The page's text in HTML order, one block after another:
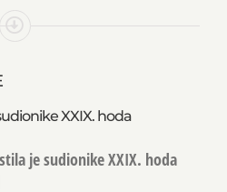
XXIX. hoda
je sudionike XXIX. hoda